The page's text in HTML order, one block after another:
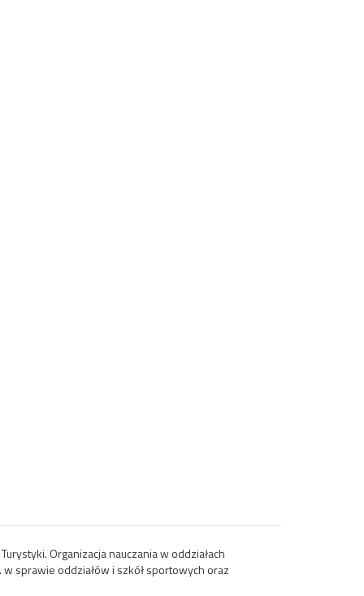
Organizacja nauczania w oddziałach
sprawie oddziałów i szkół sportowych oraz